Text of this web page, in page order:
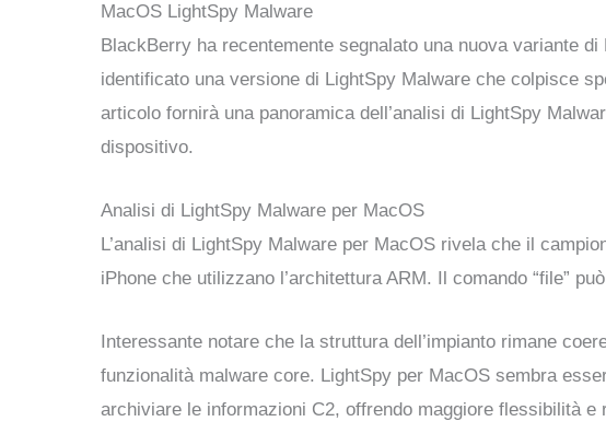
MacOS LightSpy Malware
BlackBerry ha recentemente segnalato una nuova variante
identificato una versione di LightSpy Malware che colpisce
articolo fornirà una panoramica dell’analisi di LightSpy
dispositivo.
Analisi di LightSpy Malware per MacOS
L’analisi di LightSpy Malware per MacOS rivela che il
iPhone che utilizzano l’architettura ARM. Il comando “file”
Interessante notare che la struttura dell’impianto rimane
funzionalità malware core. LightSpy per MacOS sembra
archiviare le informazioni C2, offrendo maggiore flessibilità e